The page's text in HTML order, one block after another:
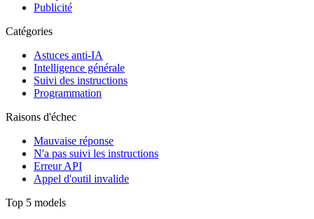
Publicité
Catégories
Astuces anti-IA
Intelligence générale
Suivi des instructions
Programmation
Raisons d'échec
Mauvaise réponse
N'a pas suivi les instructions
Erreur API
Appel d'outil invalide
Top 5 models